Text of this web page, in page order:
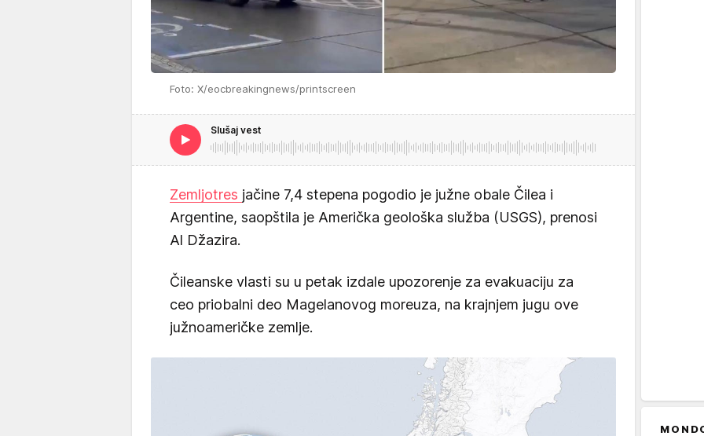
Foto: X/eocbreakingnews/printscreen
Slušaj vest
Zemljotres jačine 7,4 stepena pogodio je južne obale Čilea i
Argentine, saopštila je Američka geološka služba (USGS), prenosi
Al Džazira.
Čileanske vlasti su u petak izdale upozorenje za evakuaciju za
ceo priobalni deo Magelanovog moreuza, na krajnjem jugu ove
južnoameričke zemlje.